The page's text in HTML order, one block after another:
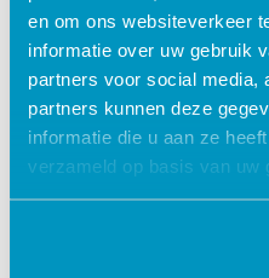
en om ons websiteverkeer
informatie over uw gebruik
partners voor social media,
partners kunnen deze
informatie die u aan ze
verzameld op basis van uw
Mijn successen
Lees verder